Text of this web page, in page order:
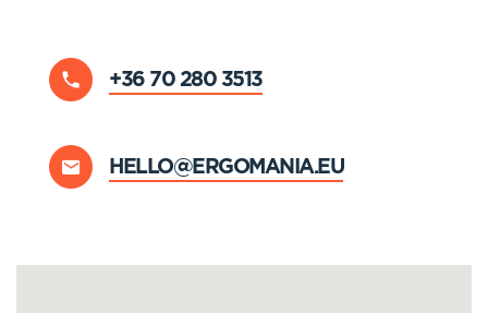
+36 70 280 3513
HELLO@ERGOMANIA.EU